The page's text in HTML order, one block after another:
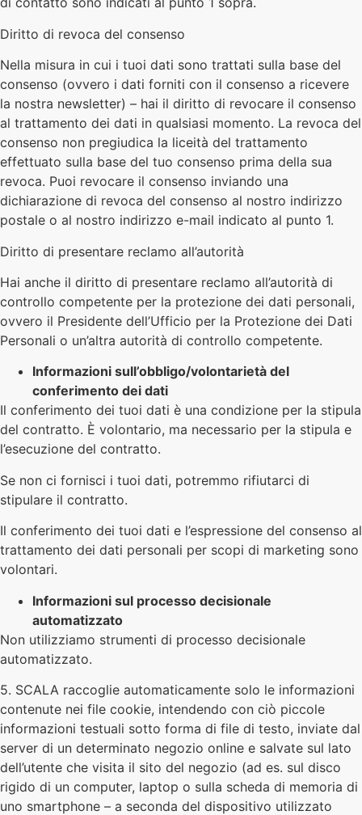
Diritto di revoca del consenso
Nella misura in cui i tuoi dati sono trattati sulla base del
consenso (ovvero i dati forniti con il consenso a ricevere
la nostra newsletter) – hai il diritto di revocare il consenso
al trattamento dei dati in qualsiasi momento. La revoca del
consenso non pregiudica la liceità del trattamento
effettuato sulla base del tuo consenso prima della sua
revoca. Puoi revocare il consenso inviando una
dichiarazione di revoca del consenso al nostro indirizzo
postale o al nostro indirizzo e-mail indicato al punto 1.
Diritto di presentare reclamo all’autorità
Hai anche il diritto di presentare reclamo all’autorità di
controllo competente per la protezione dei dati personali,
ovvero il Presidente dell’Ufficio per la Protezione dei Dati
Personali o un’altra autorità di controllo competente.
Informazioni sull’obbligo/volontarietà del
conferimento dei dati
Il conferimento dei tuoi dati è una condizione per la stipula
del contratto. È volontario, ma necessario per la stipula e
l’esecuzione del contratto.
Se non ci fornisci i tuoi dati, potremmo rifiutarci di
stipulare il contratto.
Il conferimento dei tuoi dati e l’espressione del consenso al
trattamento dei dati personali per scopi di marketing sono
volontari.
Informazioni sul processo decisionale
automatizzato
Non utilizziamo strumenti di processo decisionale
automatizzato.
5. SCALA raccoglie automaticamente solo le informazioni
contenute nei file cookie, intendendo con ciò piccole
informazioni testuali sotto forma di file di testo, inviate dal
server di un determinato negozio online e salvate sul lato
dell’utente che visita il sito del negozio (ad es. sul disco
rigido di un computer, laptop o sulla scheda di memoria di
uno smartphone – a seconda del dispositivo utilizzato